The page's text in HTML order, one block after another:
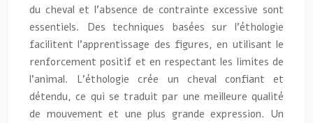
du cheval et l’absence de contrainte excessive sont
essentiels. Des techniques basées sur l’éthologie
facilitent l’apprentissage des figures, en utilisant le
renforcement positif et en respectant les limites de
l’animal. L’éthologie crée un cheval confiant et
détendu, ce qui se traduit par une meilleure qualité
de mouvement et une plus grande expression. Un